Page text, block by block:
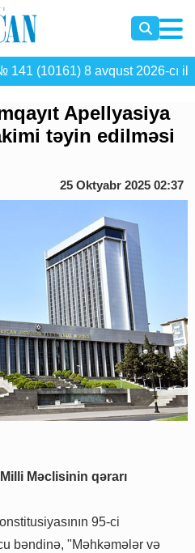
141 (10161) 8 avqust 2026-cı il
Apellyasiya
təyin edilməsi
25 Oktyabr 2025 02:37
Məclisinin qərarı
95-ci
bəndinə, "Məhkəmələr və